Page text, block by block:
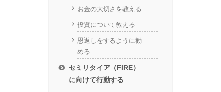
お金の大切さを教える
投資について教える
恩返しをするように勧
める
セミリタイア（FIRE）
に向けて行動する